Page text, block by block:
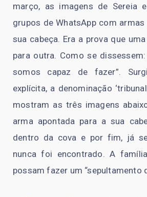
março, as imagens de Sereia
grupos de WhatsApp com
sua cabeça. Era a prova que
para outra. Como se
somos capaz de fazer”.
explícita, a denominação
mostram as três imagens
arma apontada para a sua
dentro da cova e por fim, já
nunca foi encontrado. A
possam fazer um “sepultamento